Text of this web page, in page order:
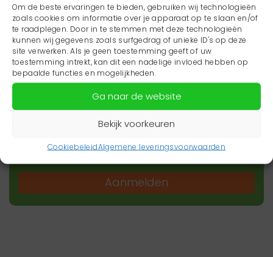
Om de beste ervaringen te bieden, gebruiken wij technologieën
zoals cookies om informatie over je apparaat op te slaan en/of
te raadplegen. Door in te stemmen met deze technologieën
kunnen wij gegevens zoals surfgedrag of unieke ID's op deze
site verwerken. Als je geen toestemming geeft of uw
toestemming intrekt, kan dit een nadelige invloed hebben op
bepaalde functies en mogelijkheden.
Ga naar de website
Bekijk voorkeuren
CookiebeleidAlgemene leveringsvoorwaarden
Wil je niets missen?
Wil je op de hoogte blijven van het laatste
zorgnieuws in jouw regio? Schrijf je dan in voor
onze nieuwsbrief.
Aanmelden